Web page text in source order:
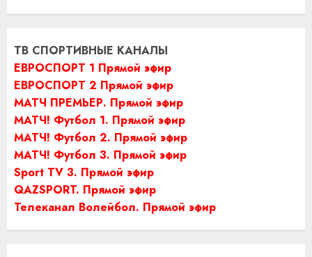
ТВ СПОРТИВНЫЕ КАНАЛЫ
ЕВРОСПОРТ 1 Прямой эфир
ЕВРОСПОРТ 2 Прямой эфир
МАТЧ ПРЕМЬЕР. Прямой эфир
МАТЧ! Футбол 1. Прямой эфир
МАТЧ! Футбол 2. Прямой эфир
МАТЧ! Футбол 3. Прямой эфир
Sport TV 3. Прямой эфир
QAZSPORT. Прямой эфир
Телеканал Волейбол. Прямой эфир